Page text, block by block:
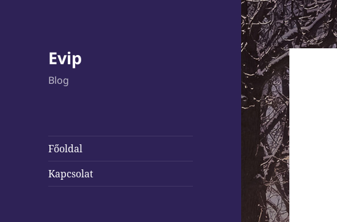
Evip
Blog
Főoldal
Kapcsolat